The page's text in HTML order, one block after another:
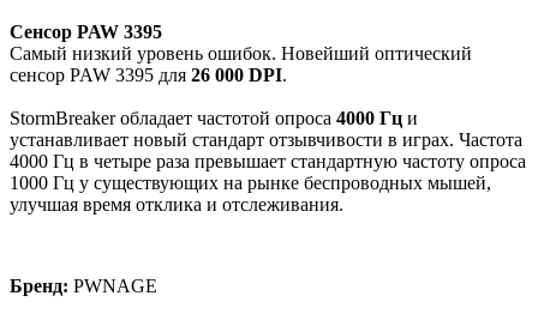
Сенсор PAW 3395
Самый низкий уровень ошибок. Новейший оптический
сенсор PAW 3395 для 26 000 DPI.
StormBreaker обладает частотой опроса 4000 Гц и
устанавливает новый стандарт отзывчивости в играх. Частота
4000 Гц в четыре раза превышает стандартную частоту опроса
1000 Гц у существующих на рынке беспроводных мышей,
улучшая время отклика и отслеживания.
Бренд: PWNAGE